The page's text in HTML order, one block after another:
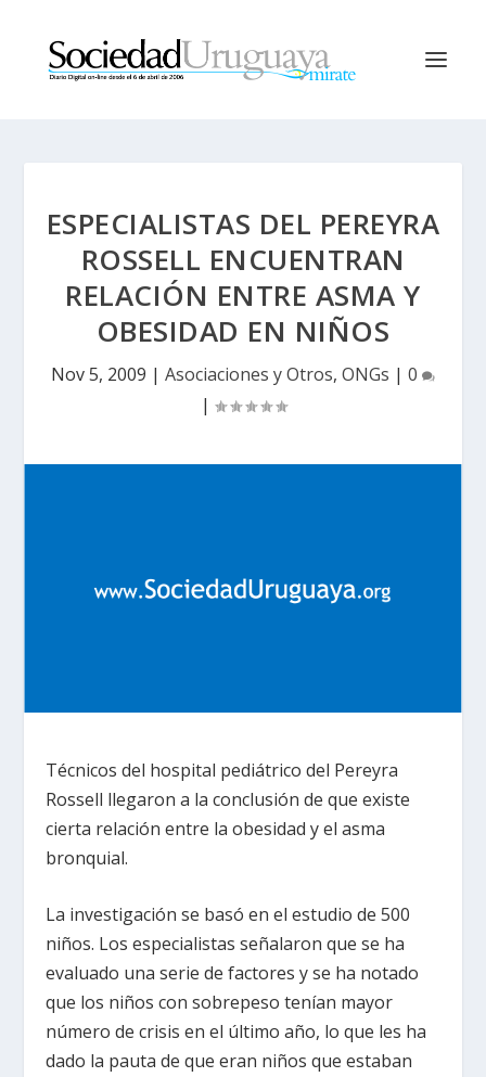
ESPECIALISTAS DEL PEREYRA
ROSSELL ENCUENTRAN
RELACIÓN ENTRE ASMA Y
OBESIDAD EN NIÑOS
Nov 5, 2009 | Asociaciones y Otros, ONGs | 0
|
Técnicos del hospital pediátrico del Pereyra
Rossell llegaron a la conclusión de que existe
cierta relación entre la obesidad y el asma
bronquial.
La investigación se basó en el estudio de 500
niños. Los especialistas señalaron que se ha
evaluado una serie de factores y se ha notado
que los niños con sobrepeso tenían mayor
número de crisis en el último año, lo que les ha
dado la pauta de que eran niños que estaban